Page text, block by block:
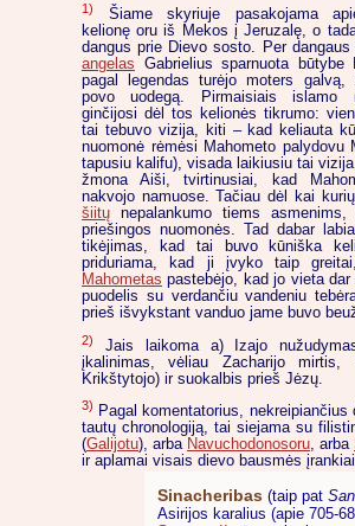
1) Šiame skyriuje pasakojama
kelionę oru iš Mekos į Jeruzalę, o
dangus prie Dievo sosto. Per
angelas Gabrielius sparnuota būtybe
pagal legendas turėjo moters
povo uodegą. Pirmaisiais islamo
ginčijosi dėl tos kelionės tikrumo:
tai tebuvo vizija, kiti – kad keliauta
nuomonė rėmėsi Mahometo palydovu
tapusiu kalifu), visada laikiusiu tai
žmona Aiši, tvirtinusiai, kad
nakvojo namuose. Tačiau dėl kai
šiitų nepalankumo tiems
priešingos nuomonės. Tad dabar
tikėjimas, kad tai buvo kūniška
priduriama, kad ji įvyko taip
Mahometas pastebėjo, kad jo vieta
puodelis su verdančiu vandeniu
prieš išvykstant vanduo jame buvo
2)
Jais laikoma a) Izajo
įkalinimas, vėliau Zacharijo mirtis,
Krikštytojo) ir suokalbis prieš Jėzų.
3) Pagal komentatorius, nekreipiančius
tautų chronologiją, tai siejama su
(Galijotu), arba Navuchodonosoru, arba
ir aplamai visais dievo bausmės
Sinacheribas (taip pat
Asirijos karalius (apie 705-